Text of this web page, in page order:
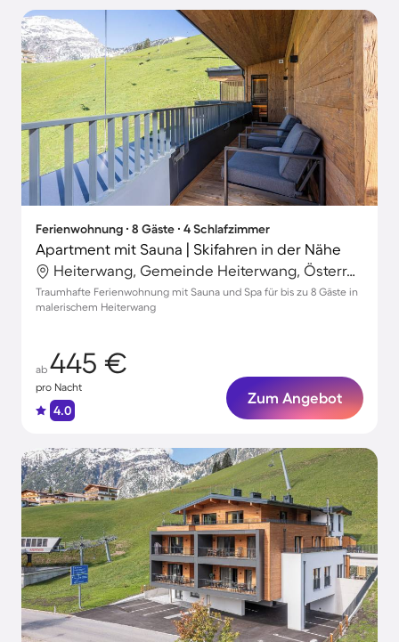
Ferienwohnung ∙ 8 Gäste ∙ 4 Schlafzimmer
Apartment mit Sauna | Skifahren in der Nähe
Heiterwang, Gemeinde Heiterwang, Österreich
Traumhafte Ferienwohnung mit Sauna und Spa für bis zu 8 Gäste in
malerischem Heiterwang
ab 445 €
pro Nacht
4.0
Zum Angebot